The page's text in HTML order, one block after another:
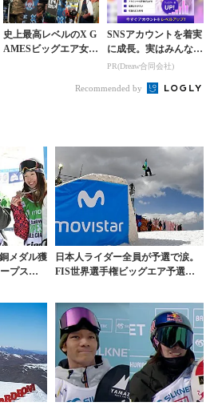
史上最高レベルのX G
AMESビッグエア女子
SNSアカウントを着実
に成長。実はみんなコ
コ使ってます。
PR(Dreaw合同会社)
Recommended by
メダル獲
プスタ
日本人ライダー全員が予選で涙。
FIS世界選手権ビッグエア予選結